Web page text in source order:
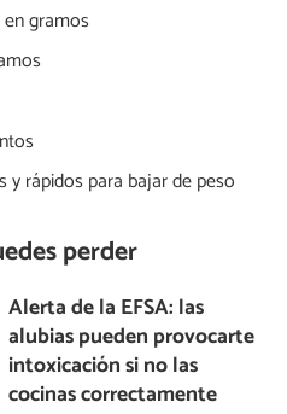
gramos
rápidos para bajar de peso
perder
Alerta de la EFSA: las
alubias pueden provocarte
intoxicación si no las
cocinas correctamente